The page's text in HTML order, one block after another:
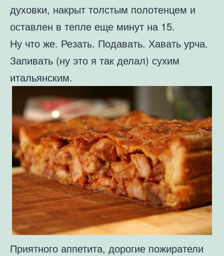
духовки, накрыт толстым полотенцем и
оставлен в тепле еще минут на 15.
Ну что же. Резать. Подавать. Хавать урча.
Запивать (ну это я так делал) сухим
итальянским.
Приятного аппетита, дорогие пожиратели